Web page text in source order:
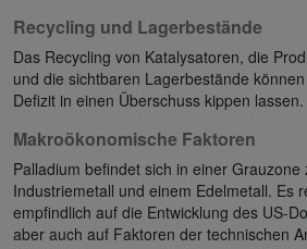
Recycling und Lagerbestände
Das Recycling von Katalysatoren, die
und die sichtbaren Lagerbestände
Defizit in einen Überschuss kippen lassen.
Makroökonomische Faktoren
Palladium befindet sich in einer Grauzone
Industriemetall und einem Edelmetall. Es
empfindlich auf die Entwicklung des US-
aber auch auf Faktoren der technischen